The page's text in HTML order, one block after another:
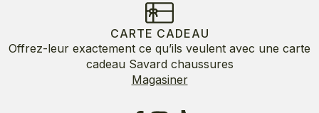
CARTE CADEAU
Offrez-leur exactement ce qu’ils veulent avec une carte
cadeau Savard chaussures
Magasiner